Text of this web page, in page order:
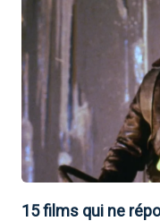
15 films qui ne